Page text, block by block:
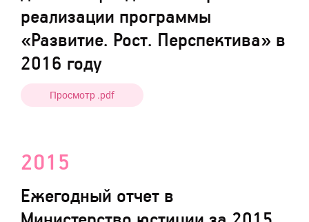
реализации программы
«Развитие. Рост. Перспектива» в
2016 году
Просмотр .pdf
2015
Ежегодный отчет в